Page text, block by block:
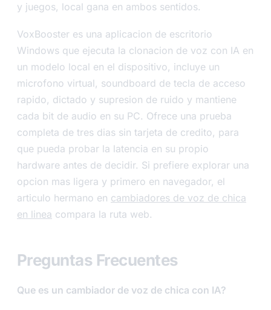
y juegos, local gana en ambos sentidos.
VoxBooster es una aplicacion de escritorio
Windows que ejecuta la clonacion de voz con IA en
un modelo local en el dispositivo, incluye un
microfono virtual, soundboard de tecla de acceso
rapido, dictado y supresion de ruido y mantiene
cada bit de audio en su PC. Ofrece una prueba
completa de tres dias sin tarjeta de credito, para
que pueda probar la latencia en su propio
hardware antes de decidir. Si prefiere explorar una
opcion mas ligera y primero en navegador, el
articulo hermano en cambiadores de voz de chica
en linea compara la ruta web.
Preguntas Frecuentes
Que es un cambiador de voz de chica con IA?